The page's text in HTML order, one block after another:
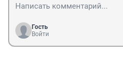
Гость
Войти